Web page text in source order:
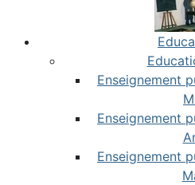
Enseignement
Enseignement
Enseignement